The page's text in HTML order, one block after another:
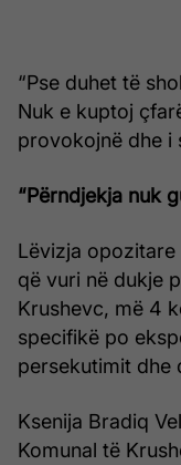
“Pse duhet të
Nuk e kuptoj
provokojnë dhe i
“Përndjekja nuk
Lëvizja
që vuri në dukje
Krushevc, më 4
specifikë po
persekutimit dhe
Ksenija Bradiq
Komunal të